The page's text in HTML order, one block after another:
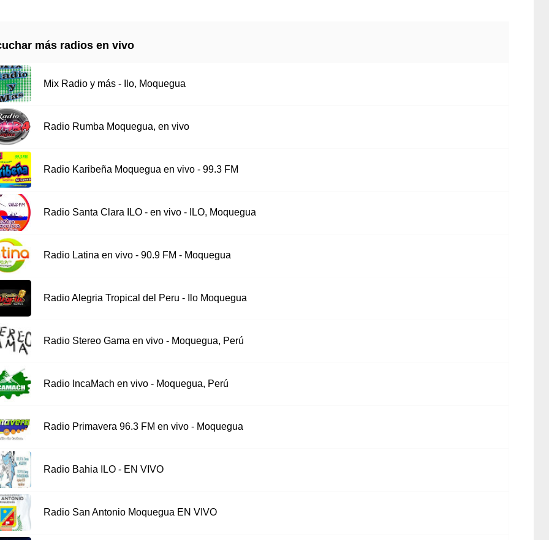
más radios en vivo
Mix Radio y más - Ilo, Moquegua
Radio Rumba Moquegua, en vivo
Radio Karibeña Moquegua en vivo - 99.3 FM
Radio Santa Clara ILO - en vivo - ILO, Moquegua
Radio Latina en vivo - 90.9 FM - Moquegua
Radio Alegria Tropical del Peru - Ilo Moquegua
Radio Stereo Gama en vivo - Moquegua, Perú
Radio IncaMach en vivo - Moquegua, Perú
Radio Primavera 96.3 FM en vivo - Moquegua
Radio Bahia ILO - EN VIVO
Radio San Antonio Moquegua EN VIVO